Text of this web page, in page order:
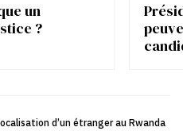
un
?
d’un étranger au Rwanda